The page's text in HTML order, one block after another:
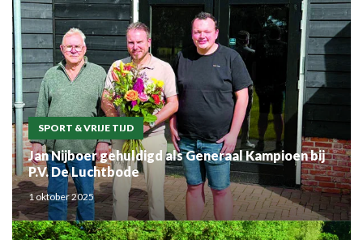
SPORT & VRIJE TIJD
Jan Nijboer gehuldigd als Generaal Kampioen bij
P.V. De Luchtbode
1 oktober 2025